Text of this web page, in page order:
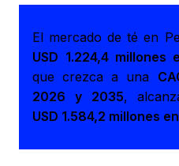
El mercado de té en
USD 1.224,4 millones
que crezca a una
2026 y 2035,
USD 1.584,2 millones